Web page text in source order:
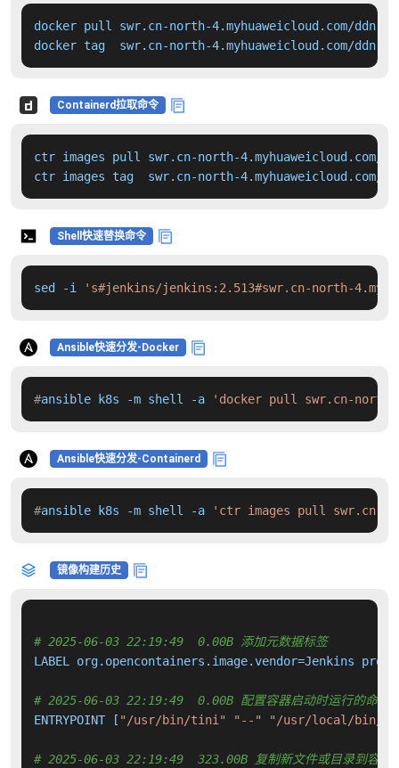
docker pull swr.cn-north-4.myhuaweicloud.com/
docker tag  swr.cn-north-4.myhuaweicloud.com/
Containerd拉取命令
ctr images pull swr.cn-north-4.myhuaweicloud.com/
ctr images tag  swr.cn-north-
Shell快速替换命令
sed -i 's#jenkins/jenkins:2.513#swr.cn-north-
Ansible快速分发-Docker
#ansible k8s -m shell -a 'docker pull swr.cn-north-
Ansible快速分发-Containerd
#ansible k8s -m shell -a 'ctr images pull swr.cn-
镜像构建历史
# 2025-06-03 22:19:49  0.00B 添加元数据标签
LABEL org.opencontainers.image.vendor=Jenkins
# 2025-06-03 22:19:49  0.00B 配置容器启动时运行的命令
ENTRYPOINT [ "/usr/bin/tini" "--" "/usr/local/bin/
# 2025-06-03 22:19:49  323.00B 复制新文件或目录到容器